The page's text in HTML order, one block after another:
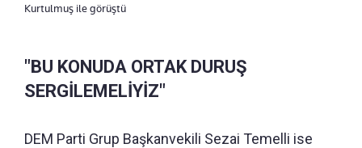
Kurtulmuş ile görüştü
"BU KONUDA ORTAK DURUŞ
SERGİLEMELİYİZ"
DEM Parti Grup Başkanvekili Sezai Temelli ise